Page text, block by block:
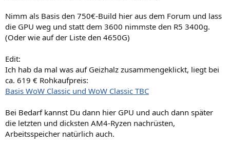
Nimm als Basis den 750€-Build hier aus dem Forum und lass
die GPU weg und statt dem 3600 nimmste den R5 3400g.
(Oder wie auf der Liste den 4650G)
Edit:
Ich hab da mal was auf Geizhalz zusammengeklickt, liegt bei
ca. 619 € Rohkaufpreis:
Basis WoW Classic und WoW Classic TBC
Bei Bedarf kannst Du dann hier GPU und auch dann später
die letzten und dicksten AM4-Ryzen nachrüsten,
Arbeitsspeicher natürlich auch.